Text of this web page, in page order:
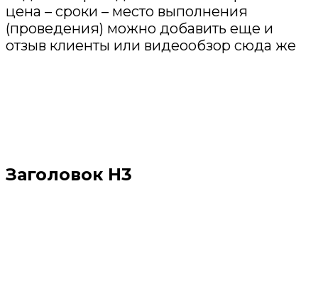
цена – сроки – место выполнения
(проведения) можно добавить еще и
отзыв клиенты или видеообзор сюда же
Заголовок Н3